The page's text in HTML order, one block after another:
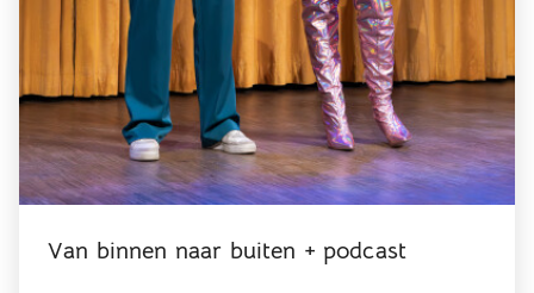
Van binnen naar buiten + podcast